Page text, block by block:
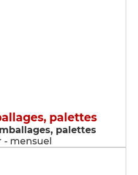
palettes
palettes
- mensuel